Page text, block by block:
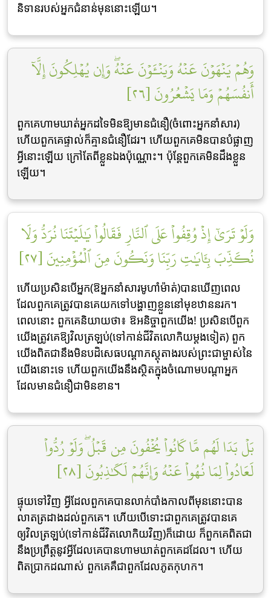
និទានរបស់អ្នកជំនាន់មុននោះឡើយ។
وَهُمۡ يَنۡهَوۡنَ عَنۡهُ وَيَنۡـَٔوۡنَ عَنۡهُۖ وَإِن يُهۡلِكُونَ إِلَّآ
أَنفُسَهُمۡ وَمَا يَشۡعُرُونَ [٢٦]
ពួកគេហាមឃាត់អ្នកដទៃមិនឱ្យមានជំនឿ(ចំពោះអ្នកនាំសារ)
ហើយពួកគេផ្ទាល់ក៏គ្មានជំនឿដែរ។ ហើយពួកគេមិនបានបំផ្លាញ
អ្វីនោះឡើយ ក្រៅតែពីខ្លួនឯងប៉ុណ្ណោះ។ ប៉ុន្តែពួកគេមិនដឹងខ្លួន
ឡើយ។
وَلَوۡ تَرَىٰٓ إِذۡ وُقِفُواْ عَلَى ٱلنَّارِ فَقَالُواْ يَٰلَيۡتَنَا نُرَدُّ وَلَا
نُكَذِّبَ بِـَٔايَٰتِ رَبِّنَا وَنَكُونَ مِنَ ٱلۡمُؤۡمِنِينَ [٢٧]
ហើយប្រសិនបើអ្នក(ឱអ្នកនាំសារមូហាំម៉ាត់)បានឃើញពេល
ដែលពួកគេត្រូវបានគេយកទៅបង្ហាញខ្លួននៅមុខឋាននរក។
ពេលនោះ ពួកគេនិយាយថា៖ ឱអនិច្ចាពួកយើង! ប្រសិនបើពួក
យើងត្រូវគេឱ្យវិលត្រឡប់(ទៅកាន់ជីវិតលោកិយម្តងទៀត) ពួក
យើងពិតជានឹងមិនបដិសេធបណ្តាភស្តុតាងរបស់ព្រះជាម្ចាស់នៃ
យើងនោះទេ ហើយពួកយើងនឹងស្ថិតក្នុងចំណោមបណ្ដាអ្នក
ដែលមានជំនឿជាមិនខាន។
بَلۡ بَدَا لَهُم مَّا كَانُواْ يُخۡفُونَ مِن قَبۡلُۖ وَلَوۡ رُدُّواْ
لَعَادُواْ لِمَا نُهُواْ عَنۡهُ وَإِنَّهُمۡ لَكَٰذِبُونَ [٢٨]
ផ្ទុយទៅវិញ អ្វីដែលពួកគេបានលាក់បាំងកាលពីមុននោះបាន
លាតត្រដាងដល់ពួកគេ។ ហើយបើទោះជាពួកគេត្រូវបានគេ
ឲ្យវិលត្រឡប់(ទៅកាន់ជីវិតលោកិយវិញ)ក៏ដោយ ក៏ពួកគេពិតជា
នឹងប្រព្រឹត្តនូវអ្វីដែលគេបានហាមឃាត់ពួកគេដដែល។ ហើយ
ពិតប្រាកដណាស់ ពួកគេគឺជាពួកដែលភូតកុហក។